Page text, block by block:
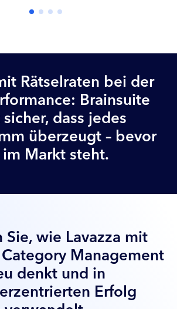
Rätselraten bei der
Brainsuite
dass jedes
überzeugt – bevor
im Markt steht.
Sie, wie Lavazza mit
Management
denkt und in
Erfolg